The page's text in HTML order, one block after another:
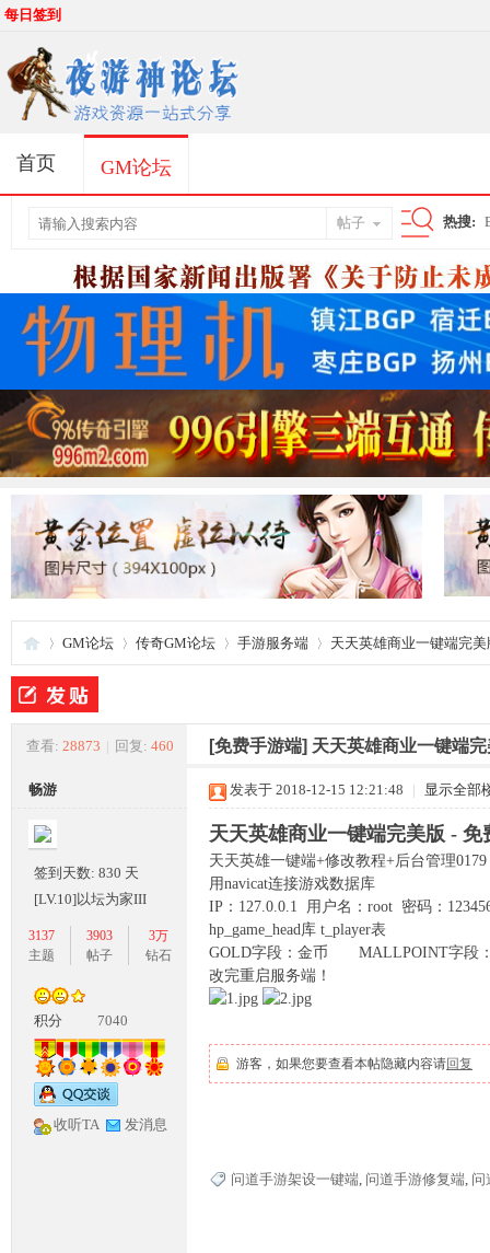
每日签到
首页 GM论坛
帖子
索
热搜:
夜
游
»
GM论坛
›
传奇GM论坛
›
手游服务端 天天英雄商业一键端完
查看: 28873 | 回复: 460 [免费手游端] 天天英雄商业一键端
畅游
签到天数: 830 天
[LV.10]以坛为家III
3137
主题
3903
帖子
3万
钻石
积分 7040
收听TA 发消息
发表于 2018-12-15 12:21:48 | 显示全部
天天英雄商业一键端完美版 -
天天英雄一键端+修改教程+后台管理0179
用navicat连接游戏数据库
IP：127.0.0.1 用户名：root 密码：
hp_game_head库 t_player表
GOLD字段：金币 MALLPOINT字段
改完重启服务端！
游客，如果您要查看本帖隐藏内容请回复
问道手游架设一键端, 问道手游修复端, 问